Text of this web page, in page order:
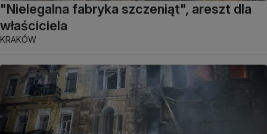
"Nielegalna fabryka szczeniąt", areszt dla
właściciela
KRAKÓW